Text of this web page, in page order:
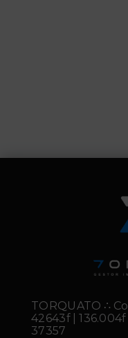
TORQUATO ∴
42643f |
37357